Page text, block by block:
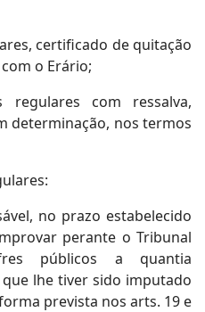
certificado de quitação
o Erário;
com ressalva,
determinação, nos termos
no prazo estabelecido
perante o Tribunal
públicos a quantia
lhe tiver sido imputado
prevista nos arts. 19 e